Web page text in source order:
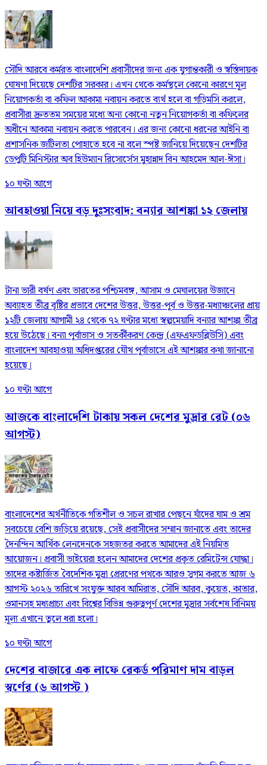
সৌদি আরবে কর্মরত বাংলাদেশি প্রবাসীদের জন্য এক যুগান্তকারী ও স্বস্তিদায়ক
ঘোষণা দিয়েছে দেশটির সরকার। এখন থেকে কর্মস্থলে কোনো কারণে মূল
নিয়োগকর্তা বা কফিল আকামা নবায়ন করতে ব্যর্থ হলে বা গড়িমসি করলে,
প্রবাসীরা দ্রুততম সময়ের মধ্যে অন্য কোনো নতুন নিয়োগকর্তা বা কফিলের
অধীনে আকামা নবায়ন করতে পারবেন। এর জন্য কোনো ধরনের আইনি বা
প্রশাসনিক জটিলতা পোহাতে হবে না বলে স্পষ্ট জানিয়ে দিয়েছেন দেশটির
ডেপুটি মিনিস্টার অব হিউম্যান রিসোর্সেস মুহান্নাদ বিন আহমেদ আল-ঈসা।
১০ ঘণ্টা আগে
আবহাওয়া নিয়ে বড় দুঃসংবাদ: বন্যার আশঙ্কা ১২ জেলায়
টানা ভারী বর্ষণ এবং ভারতের পশ্চিমবঙ্গ, আসাম ও মেঘালয়ের উজানে
অব্যাহত তীব্র বৃষ্টির প্রভাবে দেশের উত্তর, উত্তর-পূর্ব ও উত্তর-মধ্যাঞ্চলের প্রায়
১২টি জেলায় আগামী ২৪ থেকে ৭২ ঘণ্টার মধ্যে স্বল্পমেয়াদি বন্যার আশঙ্কা তীব্র
হয়ে উঠেছে। বন্যা পূর্বাভাস ও সতর্কীকরণ কেন্দ্র (এফএফডব্লিউসি) এবং
বাংলাদেশ আবহাওয়া অধিদপ্তরের যৌথ পূর্বাভাসে এই আশঙ্কার কথা জানানো
হয়েছে।
১০ ঘণ্টা আগে
আজকে বাংলাদেশি টাকায় সকল দেশের মুদ্রার রেট (০৬
আগস্ট)
বাংলাদেশের অর্থনীতিকে গতিশীল ও সচল রাখার পেছনে যাঁদের ঘাম ও শ্রম
সবচেয়ে বেশি জড়িয়ে রয়েছে, সেই প্রবাসীদের সম্মান জানাতে এবং তাদের
দৈনন্দিন আর্থিক লেনদেনকে সহজতর করতে আমাদের এই নিয়মিত
আয়োজন। প্রবাসী ভাইয়েরা হলেন আমাদের দেশের প্রকৃত রেমিটেন্স যোদ্ধা।
তাদের কষ্টার্জিত বৈদেশিক মুদ্রা প্রেরণের পথকে আরও সুগম করতে আজ ৬
আগস্ট ২০২৬ তারিখে সংযুক্ত আরব আমিরাত, সৌদি আরব, কুয়েত, কাতার,
ওমানসহ মধ্যপ্রাচ্য এবং বিশ্বের বিভিন্ন গুরুত্বপূর্ণ দেশের মুদ্রার সর্বশেষ বিনিময়
মূল্য এখানে তুলে ধরা হলো।
১০ ঘণ্টা আগে
দেশের বাজারে এক লাফে রেকর্ড পরিমাণ দাম বাড়ল
স্বর্ণের (৬ আগস্ট )